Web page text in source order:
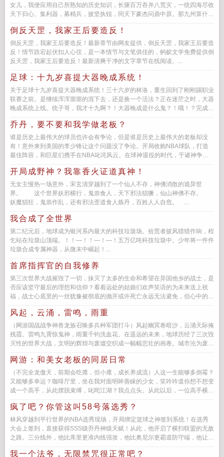
女儿，我便应用自己所熟知的历史知识，长驱百万吞并八荒灾，一统四海尽收
天下归心。集利器，募精兵，披坚执锐，同天下豪杰问鼎中原。那九州算什么
倒反天罡，我家王后要造反！
倒反天罡，我家王后要造反！最新章节由网友提供，倒反天罡，我家王后要造
反！情节跌宕起伏扣人心弦，是一本情节与文笔俱佳的，蚂蚁文学免费提供倒
反天罡，我家王后要造反！最新清爽干净的文字章节在线阅读。...
足球：十九岁喜提大器晚成系统！
关于足球十九岁喜提大器晚成系统！三十六岁的林洛，重生回到了刚刚踢职业
联赛之前。是继续浑浑噩噩的混下去，还是换一个活法？正在迷茫之时，大器
晚成系统上线。统子哥，我才十九啊？！大器晚成是什么鬼？！哦！？完成老
乔丹，要不要和我学做老板？
谁是历史上最伟大的球员也许会有争论，但是谁是历史上最伟大的老板却没
有！意外来到美国的李少锋让这个问题没了争论。开局收购NBA球队，打造
最佳阵容，和巨星们携手在NBA叱诧风云。在球神退役的时代，于诸神争霸
开局成野神？我靠香火证道真神！
无女主慢热一场意外，宋玄清穿越到了一个仙人不存，神佛消散的诡异世
界。 这个世界妖邪横行，鬼祟食人，天下邪法猖獗，仙山神佛不存。
妖魔猖狂，鬼祟作乱，还有邪法歪道食人炼丹，百姓人人自危。 ...
我合成了全世界
第二纪元后，地球成为银河系内最大的科技垃圾场。拾荒者披风猎猎作响，程
乞站在垃圾山顶端。！！—！！—！—！五万亿吨科技垃圾中。少年将一件件
垃圾合成专属神器，从微末中崛起！...
首席指挥官的自我修养
第三次世界大战摧毁了一切，抹灭了太多的生命和希望在异国他乡的战士，是
否应该坚守最后的理想和信仰？看着远处的姑娘们欢声笑语的为未来送上祝
福，战士心底里的一丝犹豫被彻底的抛开或许死亡永远无法避免，但心中的希
风起，云涌，雷鸣，雨重
（网游国战战争神兽龙族召唤多兵种军团打斗）风起幽冥卷暗沙，云涌天际掩
残霞。雷鸣九霄惊鬼神，雨重千钧洗血花。在遥远的未来，地球历经了三次毁
灭性的世界大战，文明的辉煌与废墟交织成一幅幅悲壮的画卷。城市沦为废
网游：和美女老板的同居日常
（不完全龙傲天，前期会吃瘪，但小瘪，成长养成流）人这一生能够多倒霉？
又能够多幸运？咖啡厅里，坐在我对面明眸善睐的少女，笑吟吟道你想不想变
成一个高手，从此摆脱束缚，叱咤江湖？我点点头。从此以后，一位高手横空
疯了吧？你管这叫58号落选秀？
林风穿越到平行世界的NBA选秀现场，开局绑定篮球之神签到系统！在选秀
大会上签到，直接获得SSS级乔丹神级天赋！从此，他开启了横扫联盟的无敌
之路。三分线外，他比库里更准内线强攻，他比奥尼尔更霸道防守端，他让对
我一个法爷，无限禁咒很正常吧？